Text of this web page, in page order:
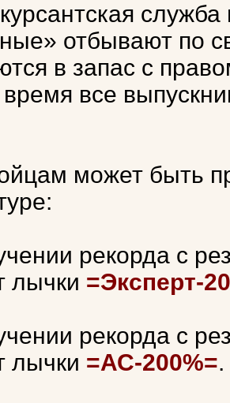
отбывают по
в запас с
все
может быть
рекорда с
лычки =Эксперт-
рекорда с
лычки =АС-200%=.